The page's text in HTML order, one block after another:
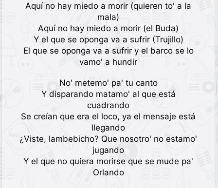
Aquí no hay miedo a morir (quieren to' a la
mala)
Aquí no hay miedo a morir (el Buda)
Y el que se oponga va a sufrir (Trujillo)
El que se oponga va a sufrir y el barco se lo
vamo' a hundir
No' metemo' pa' tu canto
Y disparando matamo' al que está
cuadrando
Se creían que era el loco, ya el mensaje está
llegando
¿Viste, lambebicho? Que nosotro' no estamo'
jugando
Y el que no quiera morirse que se mude pa'
Orlando